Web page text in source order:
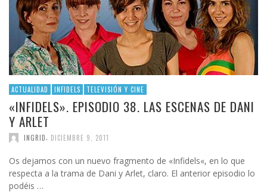
ACTUALIDAD INFIDELS TELEVISIÓN Y CINE
«INFIDELS». EPISODIO 38. LAS ESCENAS DE DANI
Y ARLET
INGRID DICIEMBRE 9, 2011
Os dejamos con un nuevo fragmento de «Infidels«, en lo que
respecta a la trama de Dani y Arlet, claro. El anterior episodio lo
podéis …